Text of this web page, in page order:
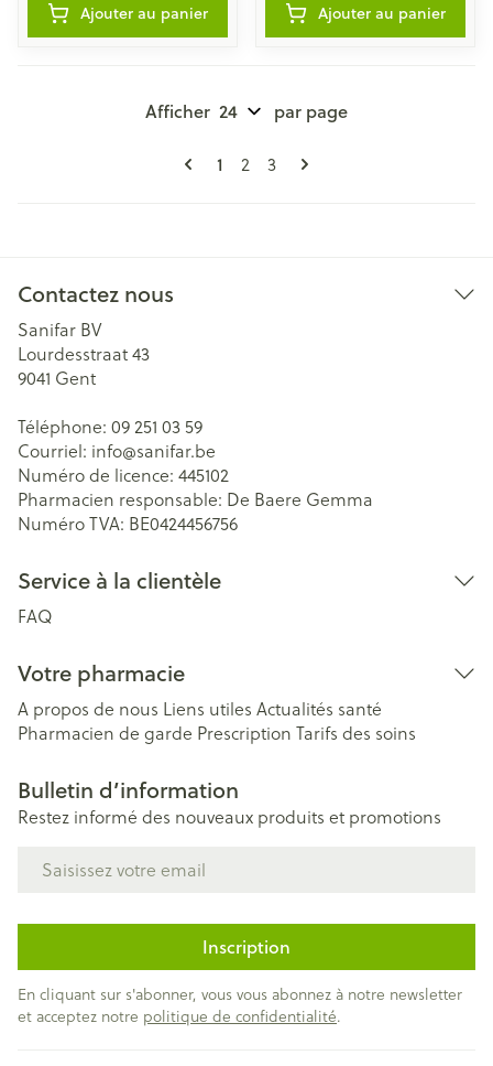
Ajouter au panier Ajouter au panier
Pages
Vous lisez actuellement la page
1 Page
2 Page
3
Afficher par page
Contactez nous
Sanifar BV
Lourdesstraat 43
9041 Gent
Téléphone: 09 251 03 59
Courriel: info@sanifar.be
Numéro de licence: 445102
Pharmacien responsable: De Baere Gemma
Numéro TVA: BE0424456756
Service à la clientèle
FAQ
Votre pharmacie
A propos de nous Liens utiles Actualités santé
Pharmacien de garde Prescription Tarifs des soins
Bulletin d’information
Restez informé des nouveaux produits et promotions
Inscription
En cliquant sur s'abonner, vous vous abonnez à notre newsletter
et acceptez notre politique de confidentialité.